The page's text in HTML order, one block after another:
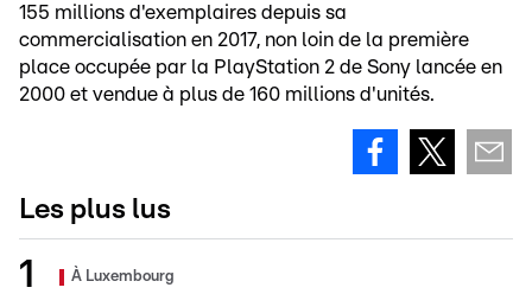
155 millions d'exemplaires depuis sa
commercialisation en 2017, non loin de la première
place occupée par la PlayStation 2 de Sony lancée en
2000 et vendue à plus de 160 millions d'unités.
Les plus lus
À Luxembourg